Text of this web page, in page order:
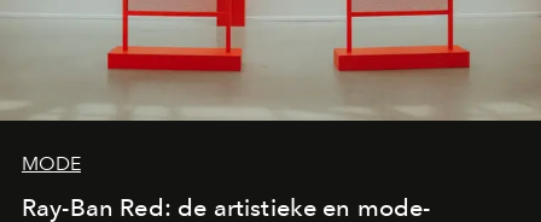
MODE
Ray-Ban Red: de artistieke en mode-